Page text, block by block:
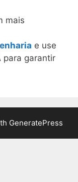
mais
e use
para garantir
GeneratePress